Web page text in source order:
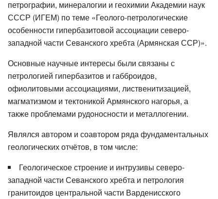
петрографии, минералогии и геохимии Академии наук
СССР (ИГЕМ) по теме «Геолого-петрологические
особенности гипербазитовой ассоциации северо-
западной части Севанского хребта (Армянская ССР)».
Основные научные интересы были связаны с
петрологией гипербазитов и габброидов,
офиолитовыми ассоциациями, лиственитизацией,
магматизмом и тектоникой Армянского нагорья, а
также проблемами рудоносности и металлогении.
Являлся автором и соавтором ряда фундаментальных
геологических отчётов, в том числе:
Геологическое строение и интрузивы северо-
западной части Севанского хребта и петрология
гранитоидов центральной части Варденисского